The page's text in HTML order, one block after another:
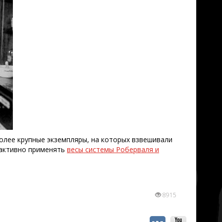
крупные экземпляры, на которых взвешивали
применять весы системы Роберваля и
8915